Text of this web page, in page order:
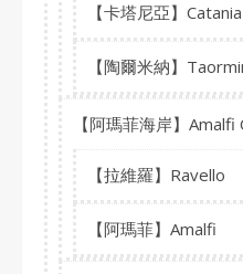
【卡塔尼亞】Catania
【陶爾米納】
【阿瑪菲海岸】Amalfi
【拉維羅】Ravello
【阿瑪菲】Amalfi